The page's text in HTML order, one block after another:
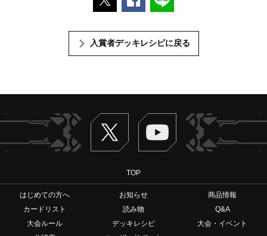
入賞者デッキレシピに戻る
Twitter ヴァンガードch
TOP
はじめての方へ お知らせ
商品情報
カードリスト
読み物
Q&A
大会ルール
デッキレシピ
大会・イベント